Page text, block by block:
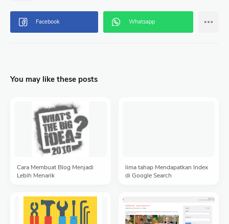
You may like these posts
Cara Membuat Blog Menjadi
Lebih Menarik
lima tahap Mendapatkan Index
di Google Search